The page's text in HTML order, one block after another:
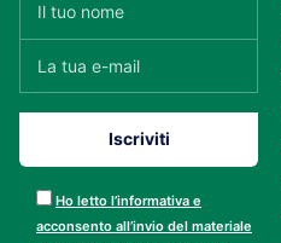
Ho letto l’informativa e
acconsento all’invio del materiale